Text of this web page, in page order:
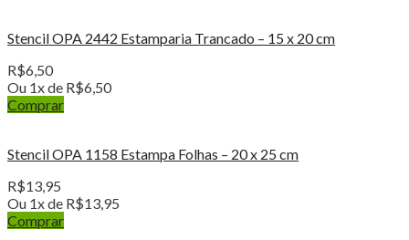
Stencil OPA 2442 Estamparia Trancado – 15 x 20 cm
R$6,50
Ou 1x de R$6,50
Comprar
Stencil OPA 1158 Estampa Folhas – 20 x 25 cm
R$13,95
Ou 1x de R$13,95
Comprar